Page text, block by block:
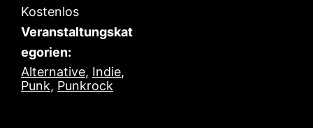
Kostenlos
Veranstaltungskat
egorien:
Alternative, Indie,
Punk, Punkrock